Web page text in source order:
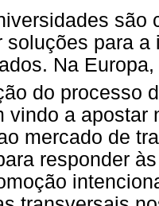
são
soluções para
Na
do processo
vindo a apostar
mercado de
responder